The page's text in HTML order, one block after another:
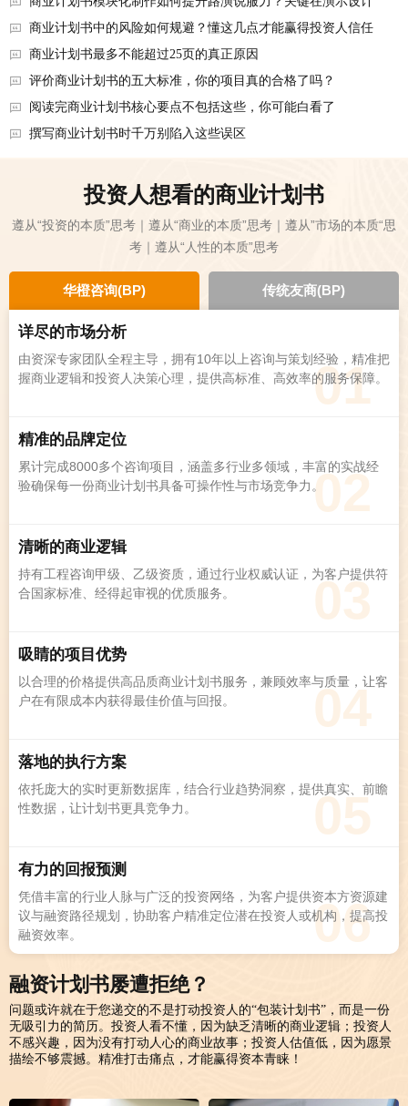
商业计划书中的风险如何规避？懂这几点才能赢得投资人信任
商业计划书最多不能超过25页的真正原因
评价商业计划书的五大标准，你的项目真的合格了吗？
阅读完商业计划书核心要点不包括这些，你可能白看了
撰写商业计划书时千万别陷入这些误区
投资人想看的商业计划书
遵从“投资的本质”思考｜遵从“商业的本质”思考｜遵从”市场的本质“思
考｜遵从“人性的本质”思考
华橙咨询(BP) 传统友商(BP)
01
详尽的市场分析
由资深专家团队全程主导，拥有10年以上咨询与策划经验，精准把
握商业逻辑和投资人决策心理，提供高标准、高效率的服务保障。
02
精准的品牌定位
累计完成8000多个咨询项目，涵盖多行业多领域，丰富的实战经
验确保每一份商业计划书具备可操作性与市场竞争力。
03
清晰的商业逻辑
持有工程咨询甲级、乙级资质，通过行业权威认证，为客户提供符
合国家标准、经得起审视的优质服务。
04
吸睛的项目优势
以合理的价格提供高品质商业计划书服务，兼顾效率与质量，让客
户在有限成本内获得最佳价值与回报。
05
落地的执行方案
依托庞大的实时更新数据库，结合行业趋势洞察，提供真实、前瞻
性数据，让计划书更具竞争力。
06
有力的回报预测
凭借丰富的行业人脉与广泛的投资网络，为客户提供资本方资源建
议与融资路径规划，协助客户精准定位潜在投资人或机构，提高投
融资效率。
融资计划书屡遭拒绝？
问题或许就在于您递交的不是打动投资人的“包装计划书”，而是一份
无吸引力的简历。投资人看不懂，因为缺乏清晰的商业逻辑；投资人
不感兴趣，因为没有打动人心的商业故事；投资人估值低，因为愿景
描绘不够震撼。精准打击痛点，才能赢得资本青睐！